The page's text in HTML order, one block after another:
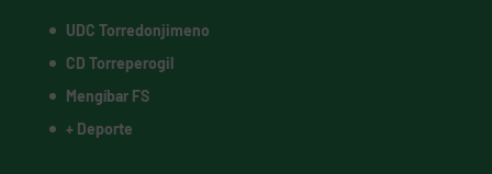
UDC Torredonjimeno
CD Torreperogil
Mengíbar FS
+ Deporte